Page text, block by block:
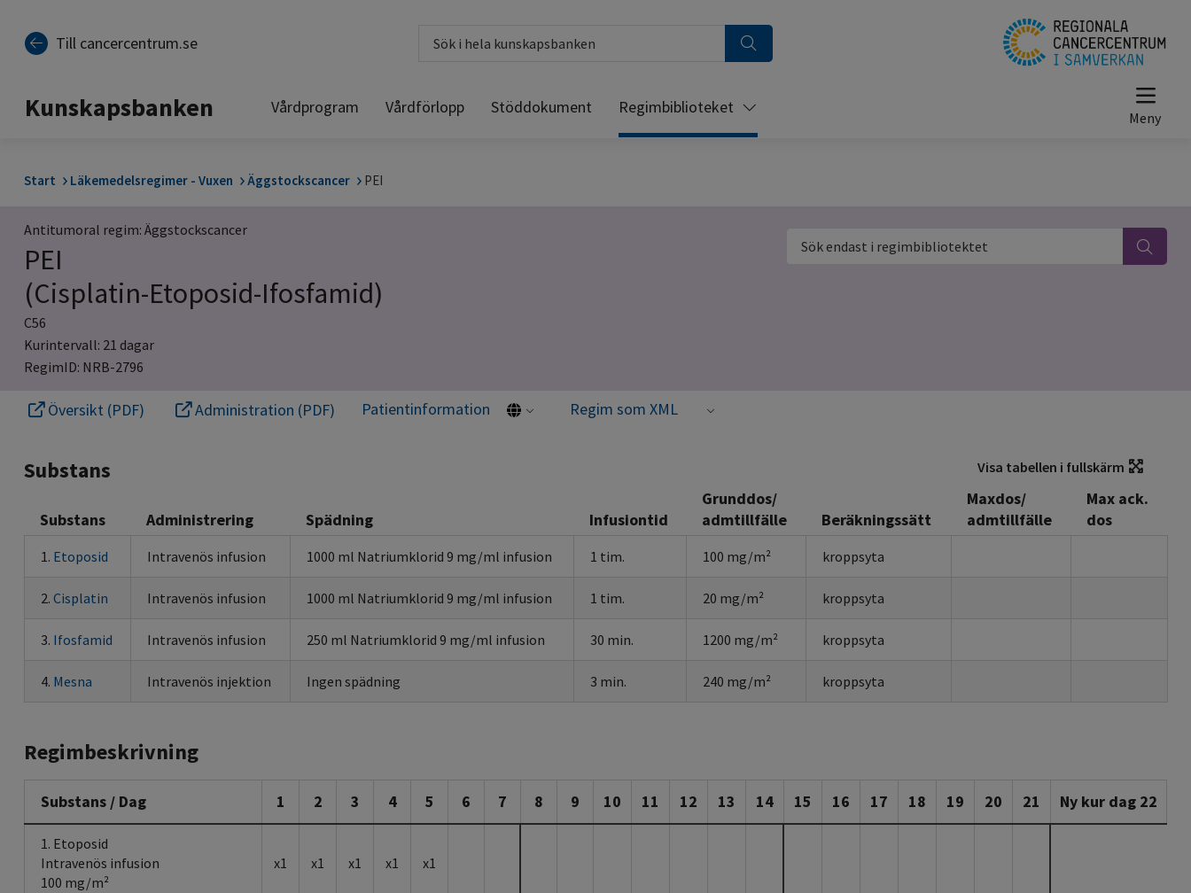
Till cancercentrum.se
Kunskapsbanken Vårdprogram Vårdförlopp Stöddokument Regimbiblioteket
Start Läkemedelsregimer - Vuxen Äggstockscancer PEI
Antitumoral regim: Äggstockscancer
PEI
(Cisplatin-Etoposid-Ifosfamid)
C56
Kurintervall: 21 dagar
RegimID: NRB-2796
Sök endast i regimbibliotektet
Översikt (PDF) Administration (PDF) Patientinformation Regim som XML
Substans Visa tabellen i fullskärm
Substans Administrering Spädning Infusiontid
Grunddos/
admtillfälle
Beräkningssätt
Maxdos/
admtillfälle
Max ack.
dos
1. Etoposid Intravenös infusion 1000 ml Natriumklorid 9 mg/ml infusion 1 tim. 100 mg/m² kroppsyta
2. Cisplatin Intravenös infusion 1000 ml Natriumklorid 9 mg/ml infusion 1 tim. 20 mg/m² kroppsyta
3. Ifosfamid Intravenös infusion 250 ml Natriumklorid 9 mg/ml infusion 30 min. 1200 mg/m² kroppsyta
4. Mesna Intravenös injektion Ingen spädning 3 min. 240 mg/m² kroppsyta
Regimbeskrivning
Substans / Dag 1 2 3 4 5 6 7 8 9 10 11 12 13 14 15 16 17 18 19 20 21 Ny kur dag 22
1. Etoposid
Intravenös infusion
100 mg/m²
x1 x1 x1 x1 x1